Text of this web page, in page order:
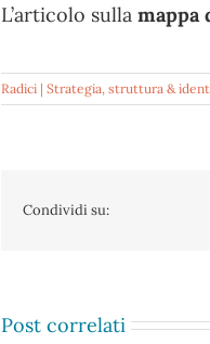
L’articolo sulla mappa
Radici | Strategia, struttura &
Condividi su:
Post correlati